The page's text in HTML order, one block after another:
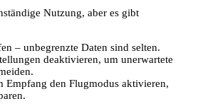
Nutzung, aber es gibt
– unbegrenzte Daten sind selten.
deaktivieren, um unerwartete
Empfang den Flugmodus aktivieren,